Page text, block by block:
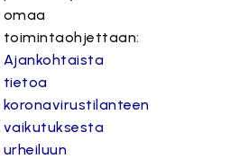
omaa
toimintaohjettaan:
Ajankohtaista
tietoa
koronavirustilanteen
vaikutuksesta
urheiluun